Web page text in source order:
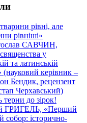
рівні, але
рівніші»
САВЧИН,
у
та латинській
(науковий керівник –
Бендик, рецензент
Черхавський)
терни до зірок!
ГРИГЕЛЬ, «Перший
собор: історично-